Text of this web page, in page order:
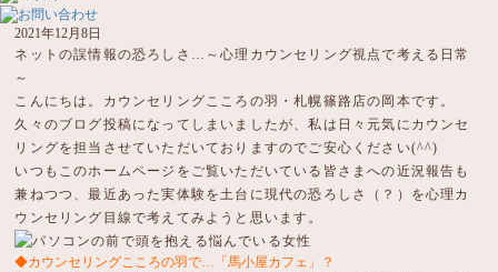
2021年12月8日
ネットの誤情報の恐ろしさ…～心理カウンセリング視点で考える日常
～
こんにちは。カウンセリングこころの羽・札幌篠路店の岡本です。
久々のブログ投稿になってしまいましたが、私は日々元気にカウンセ
リングを担当させていただいておりますのでご安心ください(^^)
いつもこのホームページをご覧いただいている皆さまへの近況報告も
兼ねつつ、最近あった実体験を土台に現代の恐ろしさ（？）を心理カ
ウンセリング目線で考えてみようと思います。
◆カウンセリングこころの羽で…「馬小屋カフェ」？